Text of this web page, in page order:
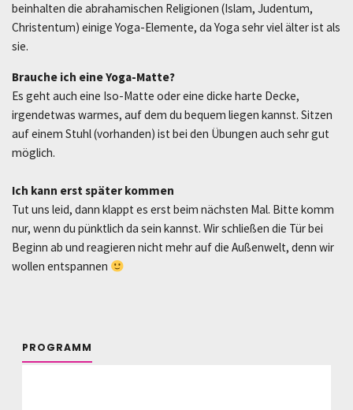
beinhalten die abrahamischen Religionen (Islam, Judentum,
Christentum) einige Yoga-Elemente, da Yoga sehr viel älter ist als
sie.
Brauche ich eine Yoga-Matte?
Es geht auch eine Iso-Matte oder eine dicke harte Decke,
irgendetwas warmes, auf dem du bequem liegen kannst. Sitzen
auf einem Stuhl (vorhanden) ist bei den Übungen auch sehr gut
möglich.
Ich kann erst später kommen
Tut uns leid, dann klappt es erst beim nächsten Mal. Bitte komm
nur, wenn du pünktlich da sein kannst. Wir schließen die Tür bei
Beginn ab und reagieren nicht mehr auf die Außenwelt, denn wir
wollen entspannen
PROGRAMM